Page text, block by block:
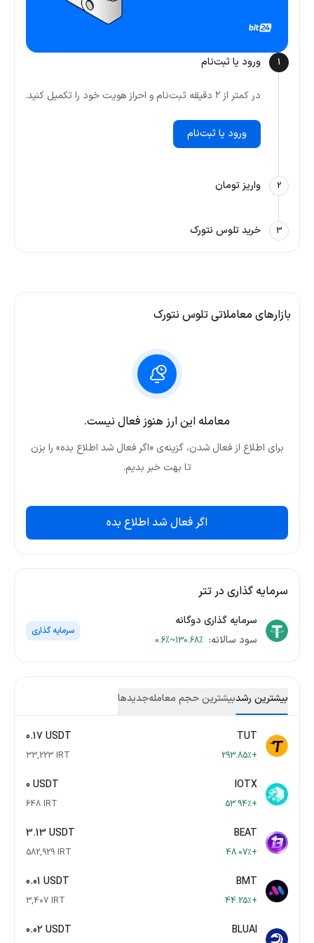
1 ورود یا ثبت‌نام
در کمتر از ۲ دقیقه ثبت‌نام و احراز هویت خود را تکمیل کنید.
ورود یا ثبت‌نام
2 واریز تومان
3 خرید تلوس نتورک
بازارهای معاملاتی تلوس نتورک
معامله این ارز هنوز فعال نیست.
برای اطلاع از فعال شدن، گزینه‌ی «اگر فعال شد اطلاع بده» را بزن
تا بهت خبر بدیم.
اگر فعال شد اطلاع بده
سرمایه ‌گذاری در تتر
سرمایه گذاری دوگانه
سود سالانه: 0.6%~130.68%
سرمایه گذاری
بیشترین رشدبیشترین حجم معاملهجدید‌ها
TUT
0.17 USDT
+293.85٪ 33,223 IRT
IOTX
0 USDT
+53.94٪ 648 IRT
BEAT
3.13 USDT
+48.07٪ 582,929 IRT
BMT
0.01 USDT
+44.25٪ 3,407 IRT
BLUAI
0.02 USDT